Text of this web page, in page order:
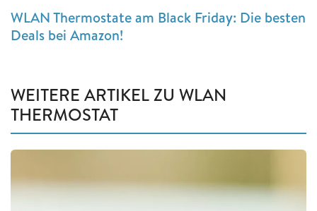
WLAN Thermostate am Black Friday: Die besten
Deals bei Amazon!
WEITERE ARTIKEL ZU WLAN
THERMOSTAT